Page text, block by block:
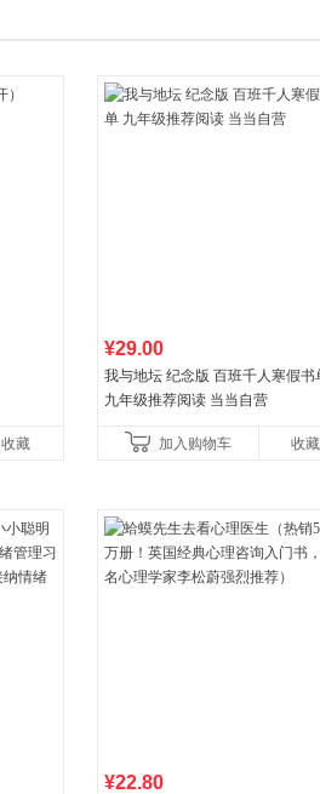
收藏
¥29.00
我与地坛 纪念版 百班千人寒假书
九年级推荐阅读 当当自营
加入购物车 收藏
¥22.80